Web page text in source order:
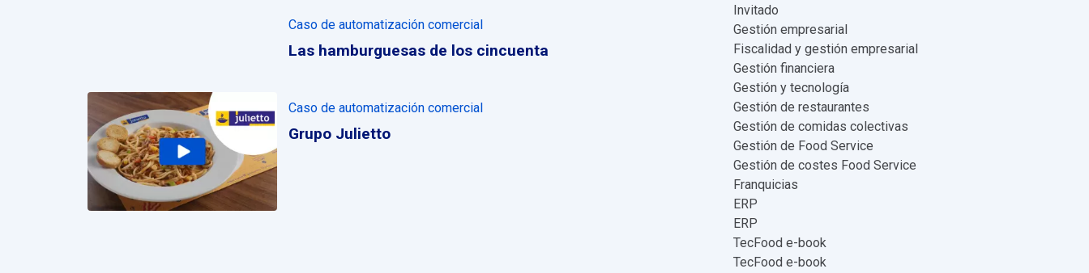
Caso de automatización comercial
Las hamburguesas de los cincuenta
Caso de automatización comercial
Grupo Julietto
Invitado
Gestión empresarial
Fiscalidad y gestión empresarial
Gestión financiera
Gestión y tecnología
Gestión de restaurantes
Gestión de comidas colectivas
Gestión de Food Service
Gestión de costes Food Service
Franquicias
ERP
ERP
TecFood e-book
TecFood e-book